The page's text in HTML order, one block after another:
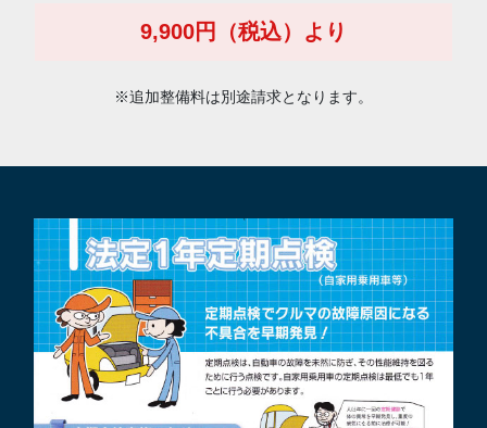
9,900円（税込）より
※追加整備料は別途請求となります。